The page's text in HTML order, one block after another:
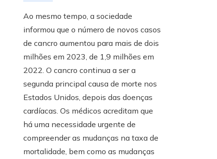
Ao mesmo tempo, a sociedade
informou que o número de novos casos
de cancro aumentou para mais de dois
milhões em 2023, de 1,9 milhões em
2022. O cancro continua a ser a
segunda principal causa de morte nos
Estados Unidos, depois das doenças
cardíacas. Os médicos acreditam que
há uma necessidade urgente de
compreender as mudanças na taxa de
mortalidade, bem como as mudanças